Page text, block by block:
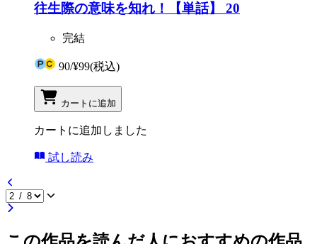
往生際の意味を知れ！【単話】 20
完結
90/¥99(税込)
カートに追加
カートに追加しました
試し読み